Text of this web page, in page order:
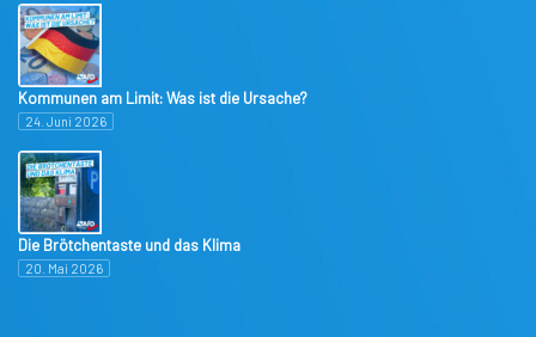
Kommunen am Limit: Was ist die Ursache?
24. Juni 2026
Die Brötchentaste und das Klima
20. Mai 2026